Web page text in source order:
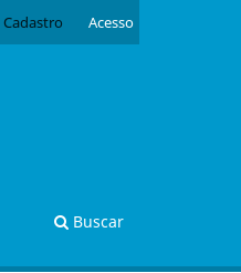
Buscar
Cadastro Acesso